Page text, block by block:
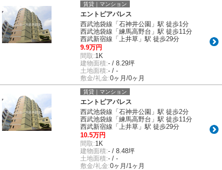
賃貸｜マンション
エントピアパレス
西武池袋線「石神井公園」駅 徒歩1分
西武池袋線「練馬高野台」駅 徒歩11分
西武新宿線「上井草」駅 徒歩29分
9.9万円
間取:1K
建物面積:- / 8.29坪
土地面積:- / -
敷金/礼金:0ヶ月/0ヶ月
賃貸｜マンション
エントピアパレス
西武池袋線「石神井公園」駅 徒歩2分
西武池袋線「練馬高野台」駅 徒歩11分
西武新宿線「上井草」駅 徒歩29分
10.5万円
間取:1K
建物面積:- / 8.48坪
土地面積:- / -
敷金/礼金:0ヶ月/1ヶ月